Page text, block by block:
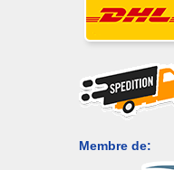
Membre de: